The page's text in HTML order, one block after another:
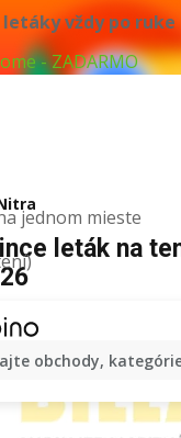
vždy po ruke
- ZADARMO
jednom mieste
obchody,
leták na